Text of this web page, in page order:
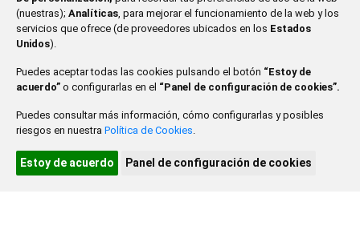
(nuestras); Analíticas, para mejorar el funcionamiento de la web y los
servicios que ofrece (de proveedores ubicados en los Estados
Unidos).
Puedes aceptar todas las cookies pulsando el botón “Estoy de
acuerdo” o configurarlas en el “Panel de configuración de cookies”.
Puedes consultar más información, cómo configurarlas y posibles
riesgos en nuestra Política de Cookies.
Estoy de acuerdo Panel de configuración de cookies
1 2 3 4 5 6
7
14 15 16 17 18 19
21 22 23 25